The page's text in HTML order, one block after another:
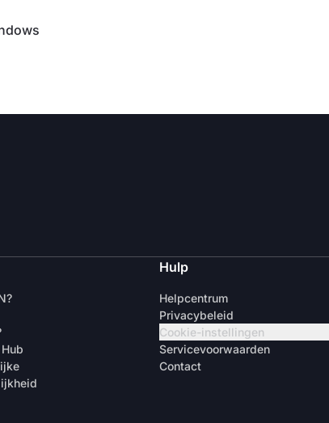
Hulp
Helpcentrum
Privacybeleid
Cookie-instellingen
Servicevoorwaarden
Contact